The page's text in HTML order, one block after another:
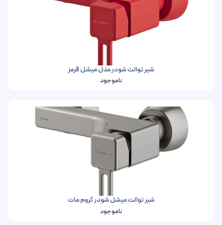
شیر توالت شودر مدل میشل قرمز
ناموجود
شیر توالت میشل شودر کروم مات
ناموجود